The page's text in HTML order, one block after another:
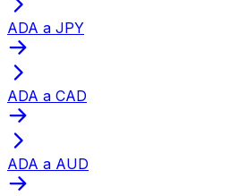
ADA a JPY
ADA a CAD
ADA a AUD